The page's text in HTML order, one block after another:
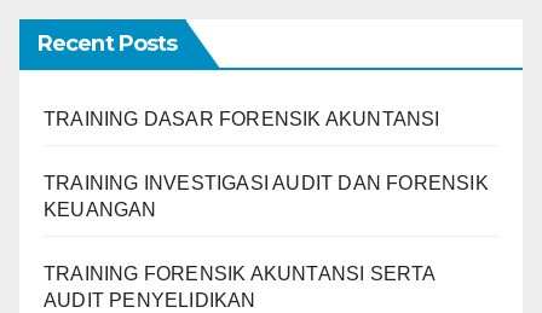
Recent Posts
TRAINING DASAR FORENSIK AKUNTANSI
TRAINING INVESTIGASI AUDIT DAN FORENSIK
KEUANGAN
TRAINING FORENSIK AKUNTANSI SERTA
AUDIT PENYELIDIKAN